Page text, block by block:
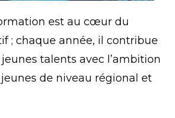
est au cœur du
; chaque année, il contribue
jeunes talents avec l’ambition
de niveau régional et